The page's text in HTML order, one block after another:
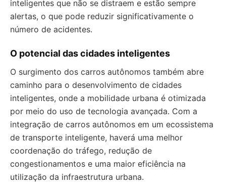
inteligentes que não se distraem e estão sempre
alertas, o que pode reduzir significativamente o
número de acidentes.
O potencial das cidades inteligentes
O surgimento dos carros autônomos também abre
caminho para o desenvolvimento de cidades
inteligentes, onde a mobilidade urbana é otimizada
por meio do uso de tecnologia avançada. Com a
integração de carros autônomos em um ecossistema
de transporte inteligente, haverá uma melhor
coordenação do tráfego, redução de
congestionamentos e uma maior eficiência na
utilização da infraestrutura urbana.